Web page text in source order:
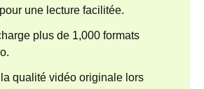
une lecture facilitée.
plus de 1,000 formats
qualité vidéo originale lors